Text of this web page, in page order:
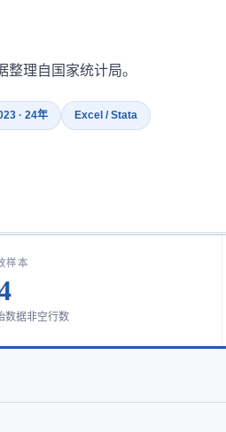
理自国家统计局。
· 24年 Excel / Stata
样本
数据非空行数